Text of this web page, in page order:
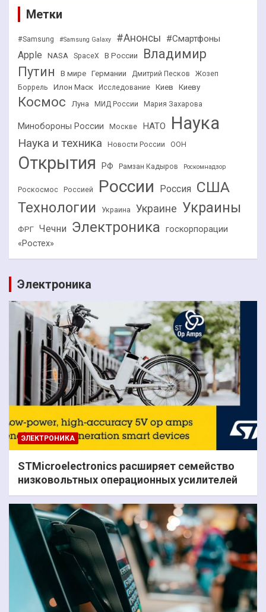
Метки
#Samsung #Samsung Galaxy #Анонсы #Смартфоны
Apple NASA SpaceX В России
Владимир
Путин
В мире Германии Дмитрий Песков
Жозеп
Боррель
Илон Маск Исследование Киев Киеву
Космос Луна МИД России Мария Захарова
Минобороны России Москве НАТО Наука
Наука и техника Новости России ООН
Открытия РФ Рамзан Кадыров Роскомнадзор
Роскосмос Россией России Россия США
Технологии Украина Украине Украины
ФРГ Чечни Электроника госкорпорации
«Ростех»
Электроника
ЭЛЕКТРОНИКА
STMicroelectronics расширяет семейство
низковольтных операционных усилителей